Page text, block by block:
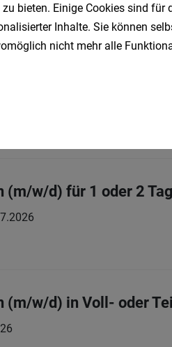
(m/w/d) für 1 oder 2
(m/w/d) in Voll- oder
bieten. Einige Cookies sind für
Inhalte. Sie können
nicht mehr alle